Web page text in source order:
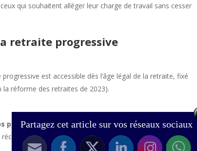
qui souhaitent alléger leur charge de travail sans cesser
retraite progressive
progressive est accessible dès l’âge légal de la retraite, fixé
la réforme des retraites de 2023).
partiel: Pour bénéficier de la retraite progressive, le
entre 40 % et 80 % d’un temps plein.
Partagez cet article sur vos réseaux sociaux